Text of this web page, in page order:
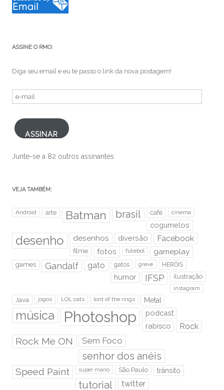
ASSINE O RMO:
Diga seu email e eu te passo o link da nova postagem!
e-
ASSINAR
Junte-se a 82 outros assinantes
VEJA TAMBÉM:
Android arte Batman brasil café cinema
cogumelos
desenho desenhos diversão Facebook
filme fotos futebol gameplay
games Gandalf gato gatos greve HERÓIS
humor IFSP ilustração
instagram
Java jogos LOL cats lord of the rings Metal
música Photoshop
podcast
rabisco
Rock
Rock Me ON Sem Foco
senhor dos anéis
Speed Paint super mario São Paulo trânsito
tutorial twitter